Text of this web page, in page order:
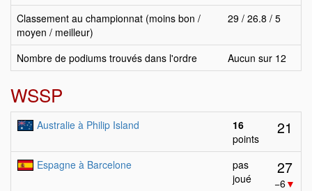
Classement au championnat (moins bon /
moyen / meilleur)
29 / 26.8 / 5
Nombre de podiums trouvés dans l'ordre Aucun sur 12
WSSP
Australie à Philip Island
16
points
21
Espagne à Barcelone
pas
joué
27
−6▼